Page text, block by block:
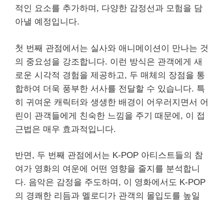
적인 요소를 추가하며, 다양한 감정선과 모험을 담
아낼 예정입니다.
첫 번째 관점에서는 실사와 애니메이션이 만나는 것
의 중요성을 강조합니다. 이런 방식은 관객에게 새
로운 시각적 경험을 제공하고, 두 매체의 장점을 통
합하여 더욱 풍부한 서사를 전달할 수 있습니다. 특
히 귀여운 캐릭터와 생생한 배경이 어우러지면서 어
린이 관객들에게 친숙한 느낌을 주기 때문에, 이 접
근법은 매우 효과적입니다.
반면, 두 번째 관점에서는 K-POP 아티스트들의 참
여가 영화의 여운에 어떤 영향을 줄지를 분석합니
다. 음악은 감정을 주도하며, 이 영화에서도 K-POP
의 경쾌한 리듬과 멜로디가 관객의 몰입도를 높일